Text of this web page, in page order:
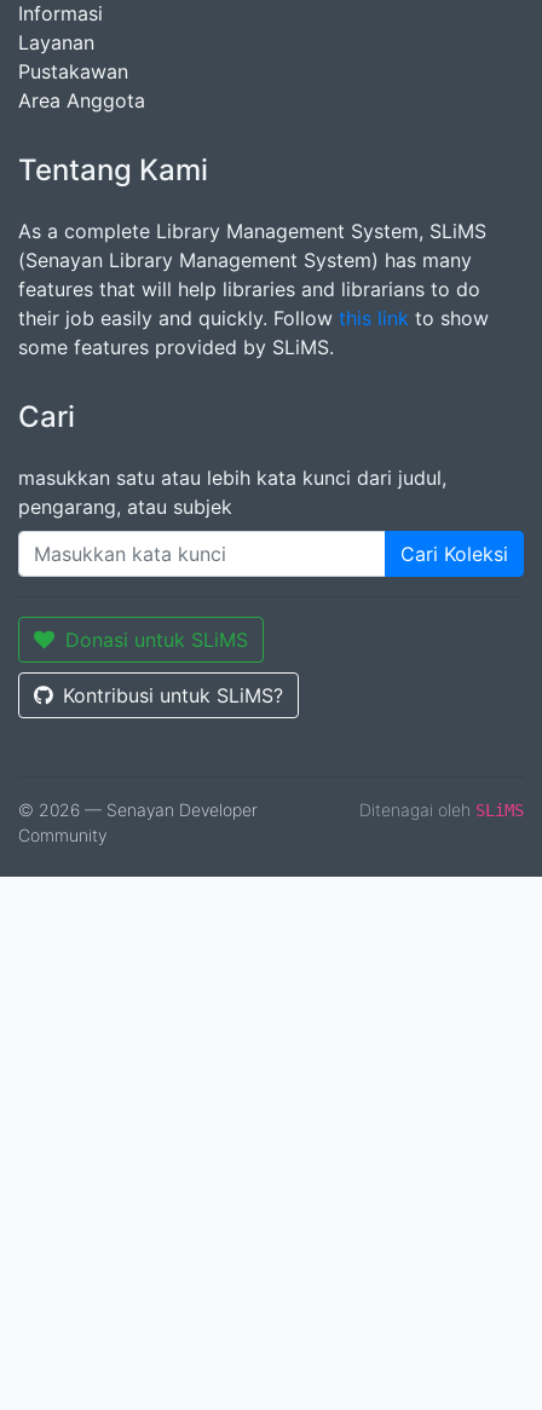
Informasi
Layanan
Pustakawan
Area Anggota
Tentang Kami
As a complete Library Management System, SLiMS
(Senayan Library Management System) has many
features that will help libraries and librarians to do
their job easily and quickly. Follow this link to show
some features provided by SLiMS.
Cari
masukkan satu atau lebih kata kunci dari judul,
pengarang, atau subjek
Cari Koleksi
Donasi untuk SLiMS
Kontribusi untuk SLiMS?
© 2026 — Senayan Developer
Community
Ditenagai oleh SLiMS